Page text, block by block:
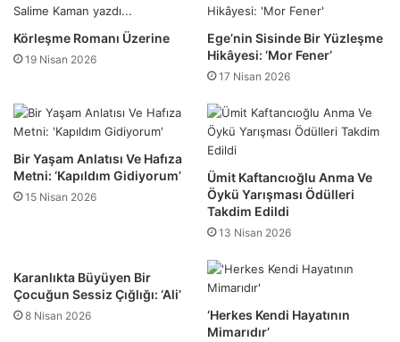
Körleşme Romanı Üzerine
19 Nisan 2026
Ege’nin Sisinde Bir Yüzleşme
Hikâyesi: ‘Mor Fener’
17 Nisan 2026
Bir Yaşam Anlatısı Ve Hafıza
Metni: ‘Kapıldım Gidiyorum’
15 Nisan 2026
Ümit Kaftancıoğlu Anma Ve
Öykü Yarışması Ödülleri
Takdim Edildi
13 Nisan 2026
Karanlıkta Büyüyen Bir
Çocuğun Sessiz Çığlığı: ‘Ali’
8 Nisan 2026
‘Herkes Kendi Hayatının
Mimarıdır’